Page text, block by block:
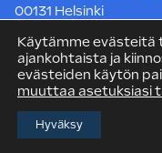
00131 Helsinki
Käytämme evästeitä
ajankohtaista ja
evästeiden käytön
muuttaa asetuksiasi
Hyväksy